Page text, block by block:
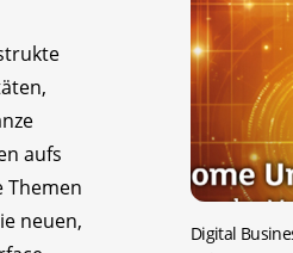
aufs
Themen
neuen,
Digital